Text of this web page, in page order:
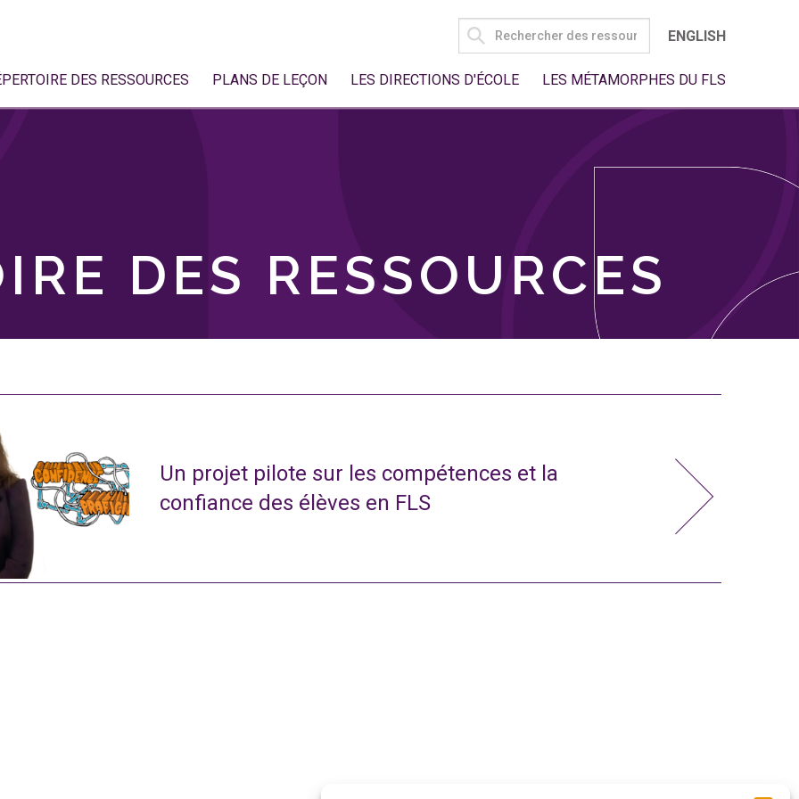
SEARCH
FOR:
ENGLISH
DES RESSOURCES PLANS DE LEÇON LES DIRECTIONS D'ÉCOLE LES MÉTAMORPHES DU FLS
DES RESSOURCES
Un projet pilote sur les compétences et la
confiance des élèves en FLS